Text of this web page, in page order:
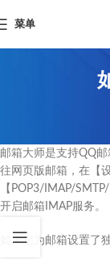
菜单
邮箱大师是支持QQ
往网页版邮箱，在【
【POP3/IMAP/
开启邮箱IMAP服务。
如果您为邮箱设置了